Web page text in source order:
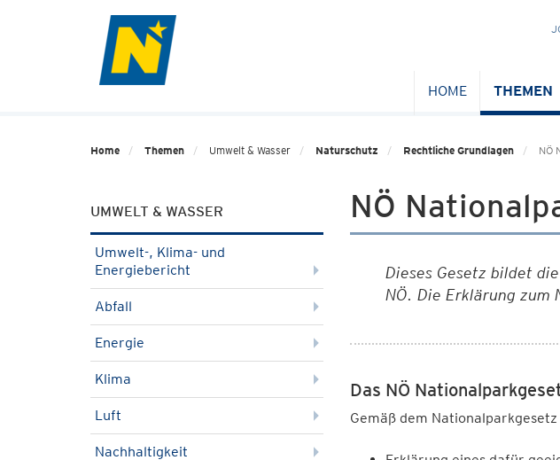
HOME THEMEN
Home Themen Umwelt & Wasser Naturschutz Rechtliche Grundlagen NÖ
UMWELT & WASSER
Umwelt-, Klima- und
Energiebericht
Abfall
Energie
Klima
Luft
Nachhaltigkeit
NÖ
Dieses Gesetz bildet
NÖ. Die Erklärung
Das NÖ
Gemäß dem